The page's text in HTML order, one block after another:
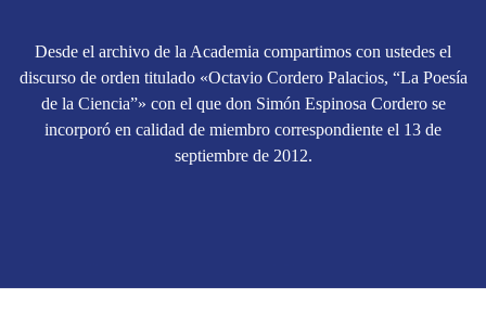
Desde el archivo de la Academia compartimos con ustedes el
discurso de orden titulado «Octavio Cordero Palacios, “La Poesía
de la Ciencia”» con el que don Simón Espinosa Cordero se
incorporó en calidad de miembro correspondiente el 13 de
septiembre de 2012.